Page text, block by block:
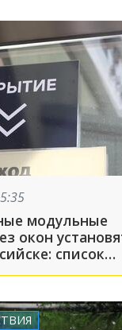
модульные
окон
список